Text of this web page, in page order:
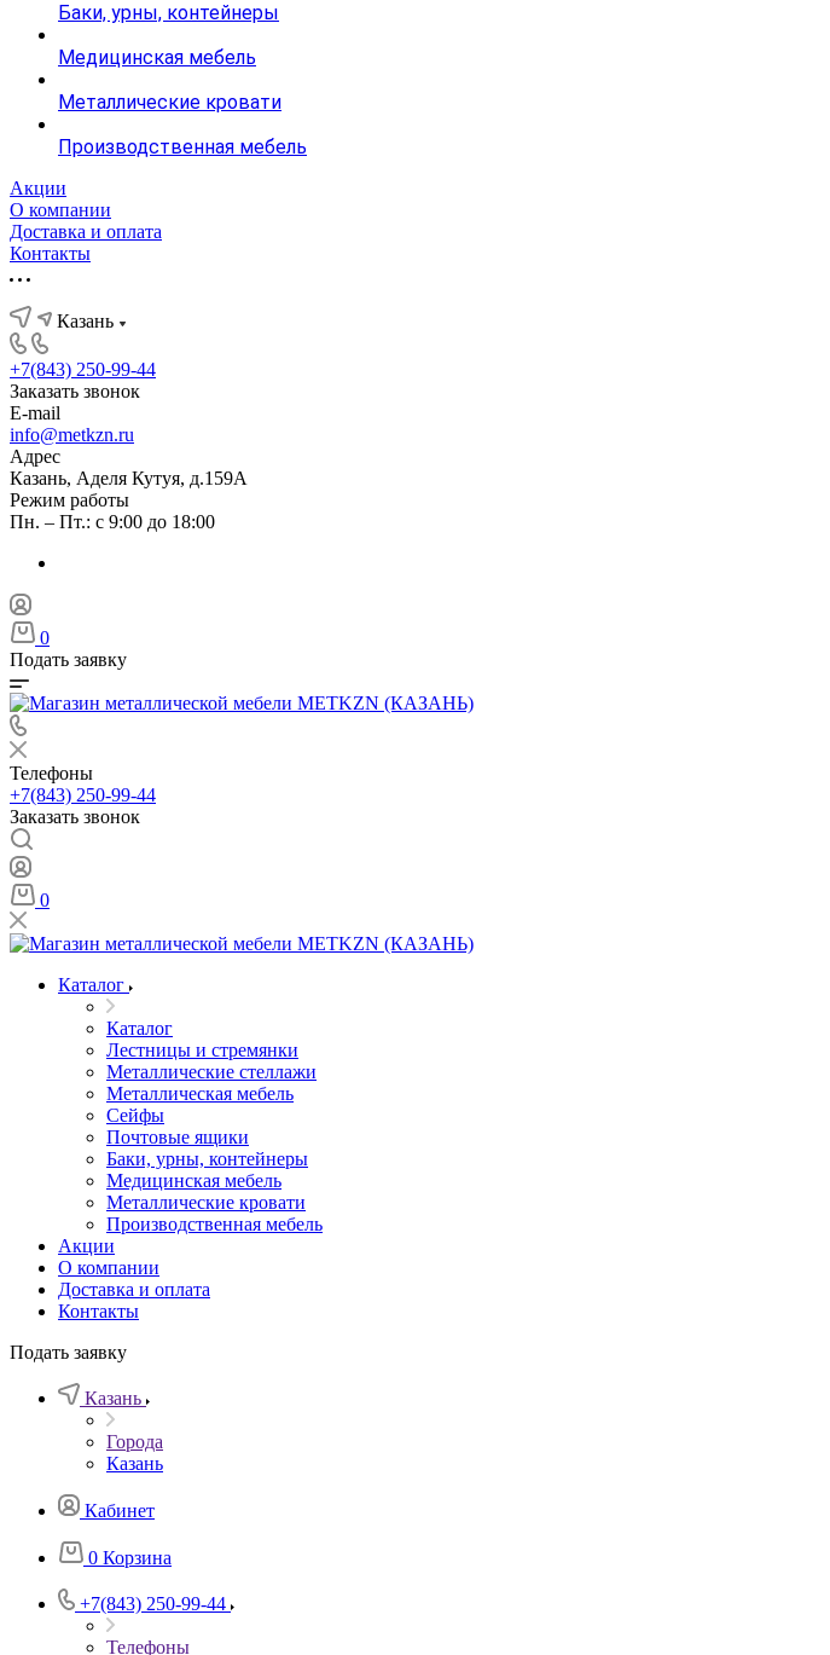
Баки, урны, контейнеры
Медицинская мебель
Металлические кровати
Производственная мебель
Акции
О компании
Доставка и оплата
Контакты
Казань
+7(843) 250-99-44
Заказать звонок
E-mail
info@metkzn.ru
Адрес
Казань, Аделя Кутуя, д.159А
Режим работы
Пн. – Пт.: с 9:00 до 18:00
0
Подать заявку
Телефоны
+7(843) 250-99-44
Заказать звонок
0
Каталог
Каталог
Лестницы и стремянки
Металлические стеллажи
Металлическая мебель
Сейфы
Почтовые ящики
Баки, урны, контейнеры
Медицинская мебель
Металлические кровати
Производственная мебель
Акции
О компании
Доставка и оплата
Контакты
Подать заявку
Казань
Города
Казань
Кабинет
0 Корзина
+7(843) 250-99-44
Телефоны